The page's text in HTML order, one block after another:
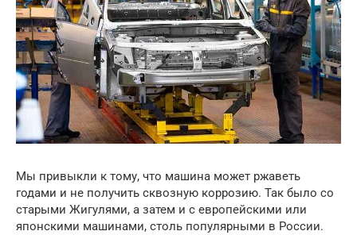
Мы привыкли к тому, что машина может ржаветь
годами и не получить сквозную коррозию. Так было со
старыми Жигулями, а затем и с европейскими или
японскими машинами, столь популярными в России.